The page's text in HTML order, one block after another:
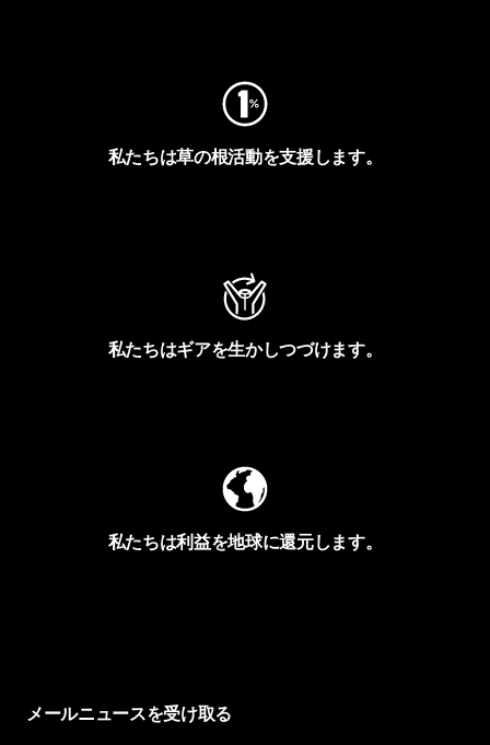
私たちは草の根活動を支援します。
私たちはギアを生かしつづけます。
私たちは利益を地球に還元します。
メールニュースを受け取る